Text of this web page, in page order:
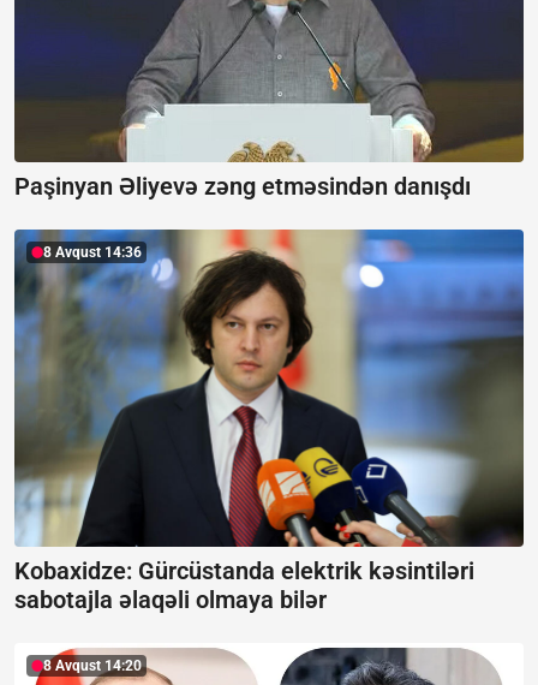
Paşinyan Əliyevə zəng etməsindən danışdı
8 Avqust 14:36
Kobaxidze: Gürcüstanda elektrik kəsintiləri
sabotajla əlaqəli olmaya bilər
8 Avqust 14:20